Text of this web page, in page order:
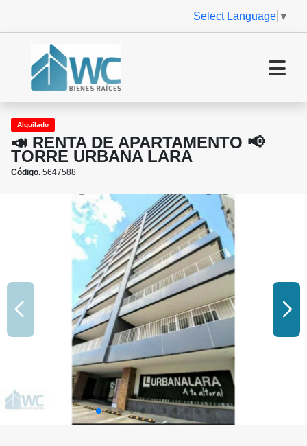
Select Language ▼
Alquilado
📣 RENTA DE APARTAMENTO 📢
TORRE URBANA LARA
Código. 5647588